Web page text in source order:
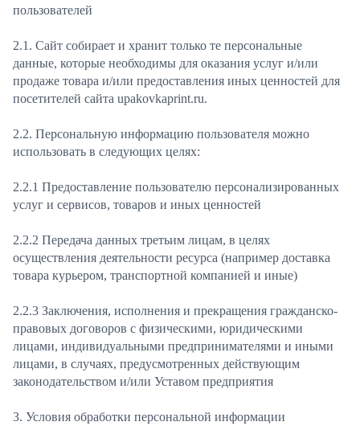
пользователей
2.1. Сайт собирает и хранит только те персональные
данные, которые необходимы для оказания услуг и/или
продаже товара и/или предоставления иных ценностей для
посетителей сайта upakovkaprint.ru.
2.2. Персональную информацию пользователя можно
использовать в следующих целях:
2.2.1 Предоставление пользователю персонализированных
услуг и сервисов, товаров и иных ценностей
2.2.2 Передача данных третьим лицам, в целях
осуществления деятельности ресурса (например доставка
товара курьером, транспортной компанией и иные)
2.2.3 Заключения, исполнения и прекращения гражданско-
правовых договоров с физическими, юридическими
лицами, индивидуальными предпринимателями и иными
лицами, в случаях, предусмотренных действующим
законодательством и/или Уставом предприятия
3. Условия обработки персональной информации